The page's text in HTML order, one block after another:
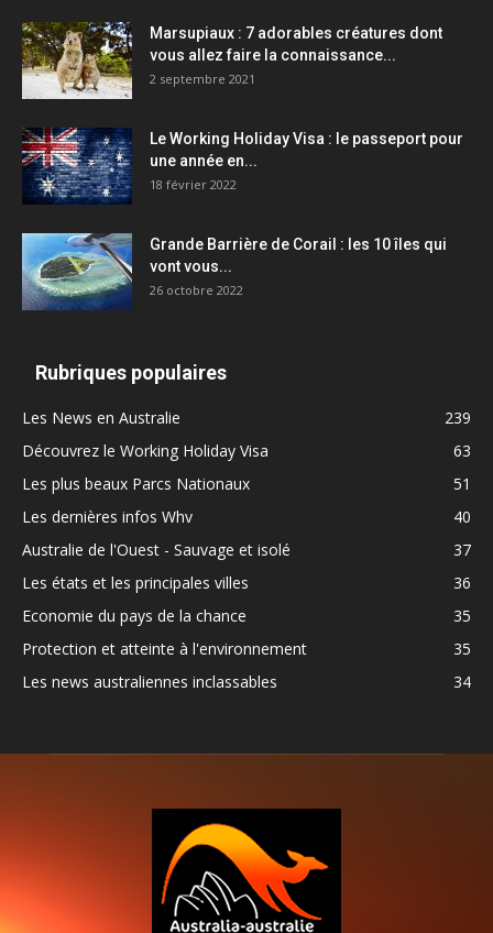
Marsupiaux : 7 adorables créatures dont
vous allez faire la connaissance...
2 septembre 2021
Le Working Holiday Visa : le passeport pour
une année en...
18 février 2022
Grande Barrière de Corail : les 10 îles qui
vont vous...
26 octobre 2022
Rubriques populaires
Les News en Australie
239
Découvrez le Working Holiday Visa
63
Les plus beaux Parcs Nationaux
51
Les dernières infos Whv
40
Australie de l'Ouest - Sauvage et isolé
37
Les états et les principales villes
36
Economie du pays de la chance
35
Protection et atteinte à l'environnement
35
Les news australiennes inclassables
34